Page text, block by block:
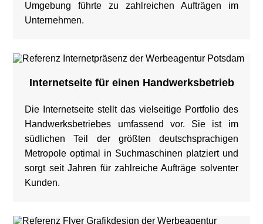
Umgebung führte zu zahlreichen Aufträgen im
Unternehmen.
Internetseite für einen Handwerksbetrieb
Die Internetseite stellt das vielseitige Portfolio des
Handwerksbetriebes umfassend vor. Sie ist im
südlichen Teil der größten deutschsprachigen
Metropole optimal in Suchmaschinen platziert und
sorgt seit Jahren für zahlreiche Aufträge solventer
Kunden.